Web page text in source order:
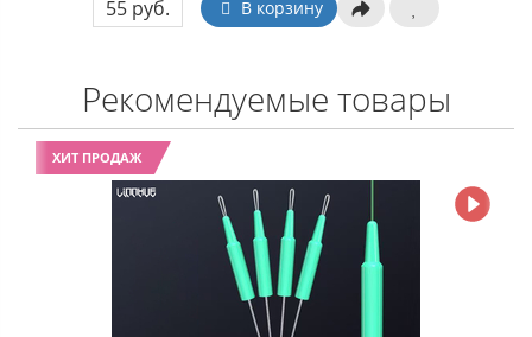
55 руб. В корзину
Рекомендуемые товары
ХИТ ПРОДАЖ